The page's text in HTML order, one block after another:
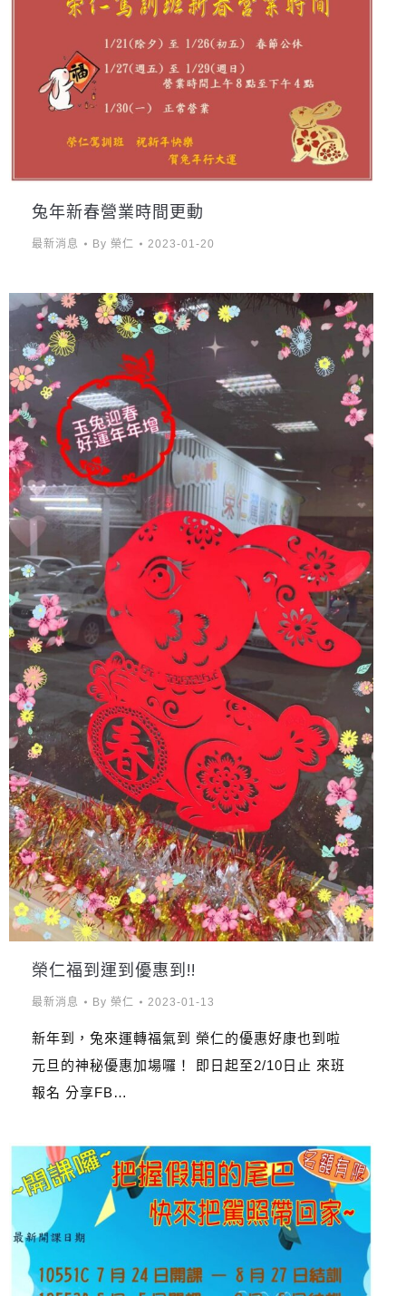
兔年新春營業時間更動
最新消息 By 榮仁 2023-01-20
榮仁福到運到優惠到!!
最新消息 By 榮仁 2023-01-13
新年到，兔來運轉福氣到 榮仁的優惠好康也到啦
元旦的神秘優惠加場囉！ 即日起至2/10日止 來班
報名 分享FB…